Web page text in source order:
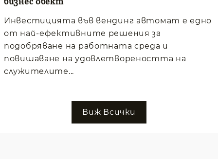
Инвестицията във вендинг автомат е едно
от най-ефективните решения за
подобряване на работната среда и
повишаване на удовлетвореността на
служителите...
Виж Всички